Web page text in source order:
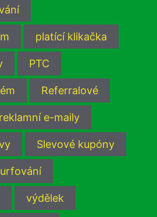
platící klikačka
PTC
Referralové
reklamní e-maily
Slevové kupóny
výdělek